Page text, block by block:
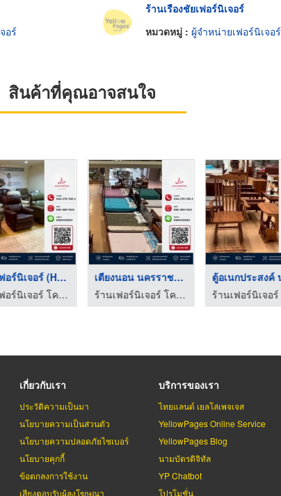
อร์
ร้านเรืองชัยเฟอร์นิเจอร์
หมวดหมู่ : ผู้จำหน่ายเฟอร์นิเจอร์
สินค้าที่คุณอาจสนใจ
โฮมเฟอร์นิเจอร์ (Hom ...
ร้านเฟอร์นิเจอร์ โคราช - เอกลักษณ์ลิฟวิ่งโฮม
เตียงนอน นครราชสีมา
ร้านเฟอร์นิเจอร์ โคราช - เอกลักษณ์ลิฟวิ่งโฮม
เกี่ยวกับเรา
ประวัติความเป็นมา
นโยบายความเป็นส่วนตัว
นโยบายความปลอดภัยไซเบอร์
นโยบายคุกกี้
ข้อตกลงการใช้งาน
เสียงตอบรับผู้ลงโฆษณา
บริการของเรา
ไทยแลนด์ เยลโล่เพจเจส
YellowPages Online Service
YellowPages Blog
นามบัตรดิจิทัล
YP Chatbot
โปรโมชั่น